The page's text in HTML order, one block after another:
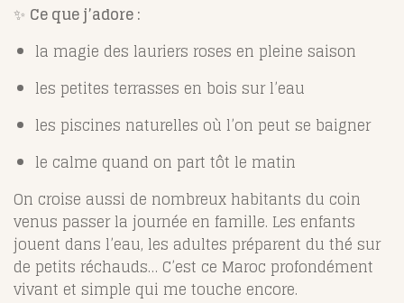
✨ Ce que j’adore :
la magie des lauriers roses en pleine saison
les petites terrasses en bois sur l’eau
les piscines naturelles où l’on peut se baigner
le calme quand on part tôt le matin
On croise aussi de nombreux habitants du coin
venus passer la journée en famille. Les enfants
jouent dans l’eau, les adultes préparent du thé sur
de petits réchauds… C’est ce Maroc profondément
vivant et simple qui me touche encore.